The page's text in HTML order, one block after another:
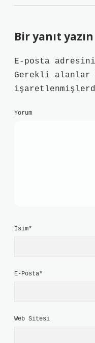
Bir yanıt yazın
E-posta
Gerekli alanlar
Yorum
İsim*
E-Posta*
Web Sitesi